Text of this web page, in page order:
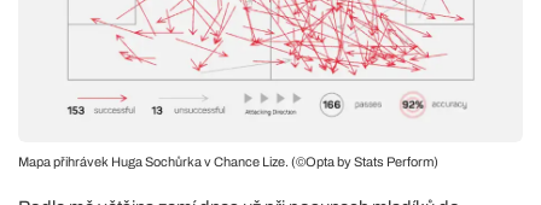
Mapa přihrávek Huga Sochůrka v Chance Lize. (©Opta by Stats Perform)